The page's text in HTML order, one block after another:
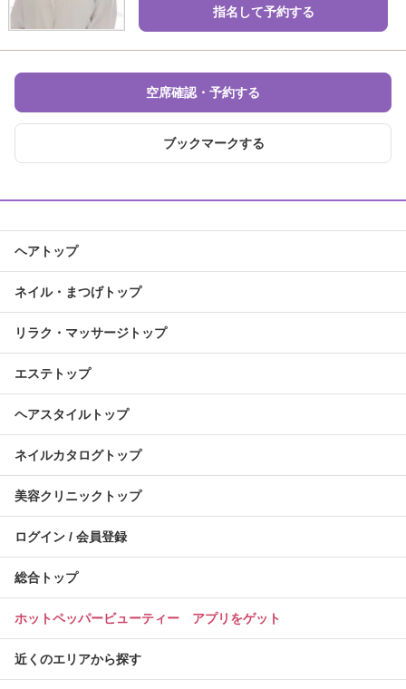
指名して予約する
空席確認・予約する
ブックマークする
ヘアトップ
ネイル・まつげトップ
リラク・マッサージトップ
エステトップ
ヘアスタイルトップ
ネイルカタログトップ
美容クリニックトップ
ログイン / 会員登録
総合トップ
ホットペッパービューティー アプリをゲット
近くのエリアから探す